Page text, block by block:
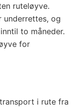
ruteløyve.
underrettes, og
to måneder.
for
i rute fra